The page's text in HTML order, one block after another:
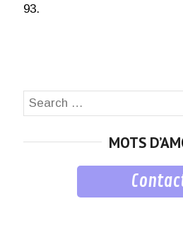
93.
Search
MOTS